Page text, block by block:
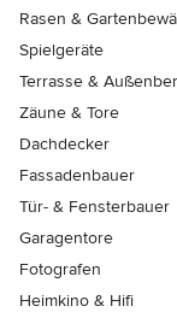
Rasen &
Spielgeräte
Terrasse &
Zäune & Tore
Dachdecker
Fassadenbauer
Tür- & Fensterbauer
Garagentore
Fotografen
Heimkino & Hifi